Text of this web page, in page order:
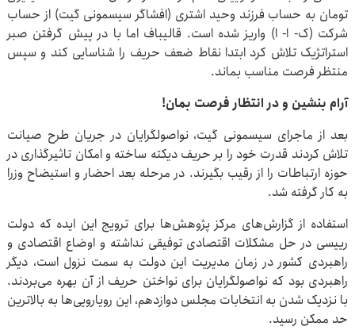
تومان به حساب فرزند وحید اشتری (افشاگر سیسمونی گیت) از حساب
شرکت (ک- ا- ا) واریز شده است. قالیباف اما با در پیش گرفتن صبر
استراتژیک تلاش کرد ابتدا نقاط ضعف حریف را شناسایی کند و سپس
منتظر فرصت مناسب بماند.
آرام بنشین و در انتظار فرصت بمان!
بعد از ماجرای سیسمونی گیت، نواصولگرایان در جریان طرح صیانت
تلاش کردند قدرت خود را بر حریف دیکته ساخته و امکان تاثیرگذاری در
حوزه ارتباطات را از رقیب بگیرند. در مرحله بعد احضار و استیضاح وزرا
به کار گرفته شد.
استفاده از گزارش‌های مرکز پژوهش‌ها برای ترویج این ایده که دولت
رییسی در حل مشکلات اقتصادی توفیقی نداشته و اوضاع اقتصادی و
راهبردی کشور در زمان مدیریت این دولت به سمت نزول است، دیگر
راهبردی بود که نواصولگرایان برای نواختن حریف از آن بهره می‌بردند.
با نزدیک شدن به انتخابات مجلس دوازدهم، این رویارویی‌ها به بالاترین
حد ممکن رسید.